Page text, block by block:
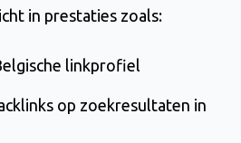
in prestaties zoals:
linkprofiel
op zoekresultaten in